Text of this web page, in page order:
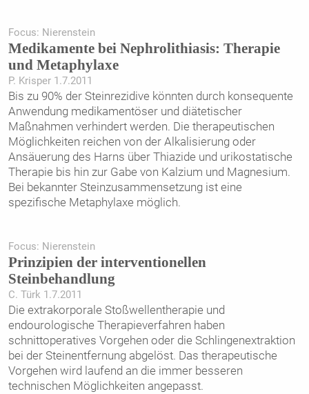
Focus: Nierenstein
Medikamente bei Nephrolithiasis: Therapie
und Metaphylaxe
P. Krisper 1.7.2011
Bis zu 90% der Steinrezidive könnten durch konsequente
Anwendung medikamentöser und diätetischer
Maßnahmen verhindert werden. Die therapeutischen
Möglichkeiten reichen von der Alkalisierung oder
Ansäuerung des Harns über Thiazide und urikostatische
Therapie bis hin zur Gabe von Kalzium und Magnesium.
Bei bekannter Steinzusammensetzung ist eine
spezifische Metaphylaxe möglich.
Focus: Nierenstein
Prinzipien der interventionellen
Steinbehandlung
C. Türk 1.7.2011
Die extrakorporale Stoßwellentherapie und
endourologische Therapieverfahren haben
schnittoperatives Vorgehen oder die Schlingenextraktion
bei der Steinentfernung abgelöst. Das therapeutische
Vorgehen wird laufend an die immer besseren
technischen Möglichkeiten angepasst.